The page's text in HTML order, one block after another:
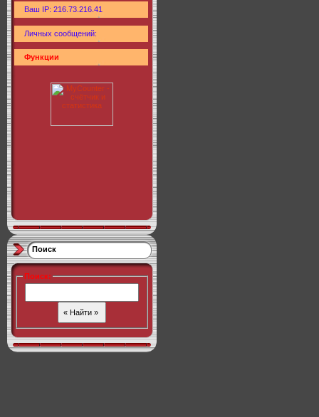
Ваш IP: 216.73.216.41
Личных сообщений:
Функции
Поиск
Поиск: